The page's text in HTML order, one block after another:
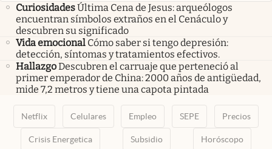
CuriosidadesÚltima Cena de Jesus: arqueólogos
encuentran símbolos extraños en el Cenáculo y
descubren su significado
Vida emocional Cómo saber si tengo depresión:
detección, síntomas y tratamientos efectivos.
HallazgoDescubren el carruaje que perteneció al
primer emperador de China: 2000 años de antigüedad,
mide 7,2 metros y tiene una capota pintada
Netflix Celulares Empleo SEPE Precios
Crisis Energetica Subsidio Horóscopo